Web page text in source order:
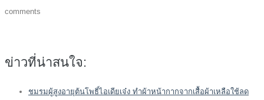
comments
ข่าวที่น่าสนใจ:
ชมรมผู้สูงอายุต้นโพธิ์ไอเดียเจ๋ง ทำผ้าหน้ากากจากเสื้อผ้าเหลือใช้ลด